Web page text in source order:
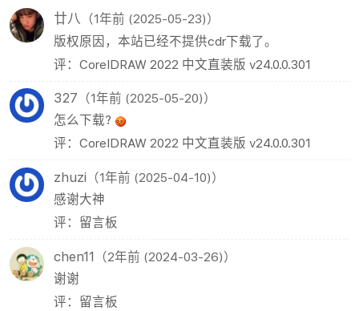
廿八 （1年前 (2025-05-23)）
版权原因，本站已经不提供cdr下载了。
评：CorelDRAW 2022 中文直装版 v24.0.0.301
327 （1年前 (2025-05-20)）
怎么下载?
评：CorelDRAW 2022 中文直装版 v24.0.0.301
zhuzi （1年前 (2025-04-10)）
感谢大神
评：留言板
chen11 （2年前 (2024-03-26)）
谢谢
评：留言板